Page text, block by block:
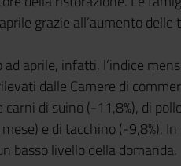
grazie all’aumento delle
aprile, infatti, l’indice
dalle Camere di
di suino (-11,8%), di
e di tacchino (-9,8%).
basso livello della domanda.